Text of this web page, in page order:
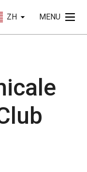
ZH MENU